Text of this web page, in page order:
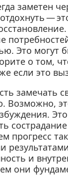
заметен
—
Это могут
о том,
если это
замечать
Возможно,
прогресс
и
они